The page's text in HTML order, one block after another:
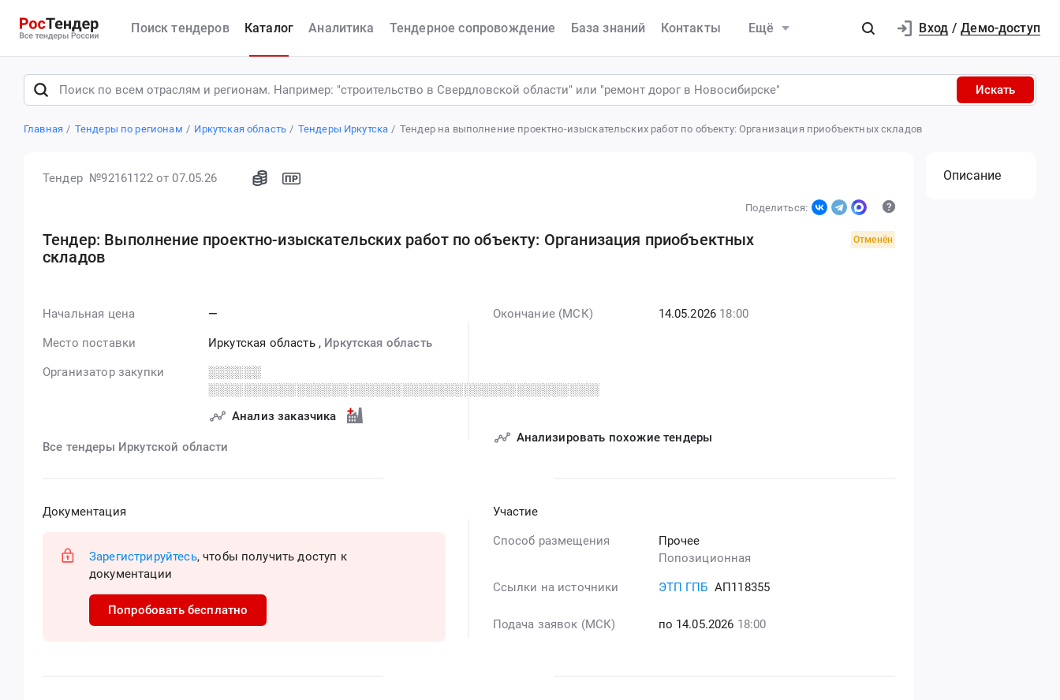
Поиск тендеров Каталог Аналитика Тендерное сопровождение База знаний Контакты Ещё Вход / Демо-доступ
Искать
Главная Тендеры по регионам Иркутская область Тендеры Иркутска Тендер на выполнение проектно-изыскательских работ по объекту: Организация приобъектных складов
Тендер №92161122от 07.05.26
Поделиться:
Тендер: Выполнение проектно-изыскательских работ по объекту: Организация приобъектных
складов
Отменён
Начальная цена —
Место поставки Иркутская область , Иркутская область
Организатор закупки
░░░░░░
░░░░░░░░░░░░░░░░░░░░░░░░░░░░░░░░░░░░░░░░░░░░░░░
Анализ заказчика
Все тендеры Иркутской области
Окончание (МСК) 14.05.2026 18:00
Анализировать похожие тендеры
Документация
Зарегистрируйтесь, чтобы получить доступ к
документации
Попробовать бесплатно
Участие
Способ размещения
Прочее
Попозиционная
Ссылки на источники ЭТП ГПБ АП118355
Подача заявок (МСК) по 14.05.2026 18:00
Описание